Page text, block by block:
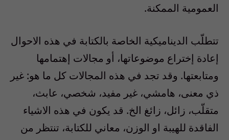
العمومية الممكنة.
تتطلّب الديناميكية الخاصة بالكتابة في هذه الاحوال
إعادة إختراع موضوعاتها، أو مجالات إهتمامها
ومتابعتها. وقد تجد في هذه المجالات كل ما هو: غير
ذي معنى، هامشي، غير مفيد، شخصي، عابث،
متقلّب، زائل، زائغ الخ. قد يكون في هذه الاشياء
الفاقدة للهيبة او الوزن، معاني للكتابة، تنتظر من